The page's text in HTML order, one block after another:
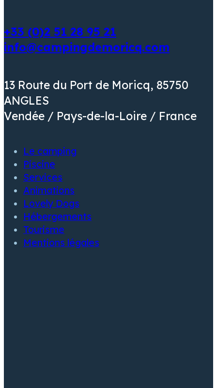
+33 (0)2 51 28 95 21
info@campingdemoricq.com
13 Route du Port de Moricq, 85750
ANGLES
Vendée / Pays-de-la-Loire / France
Le camping
Piscine
Services
Animations
Lovely Dogs
Hébergements
Tourisme
Mentions légales